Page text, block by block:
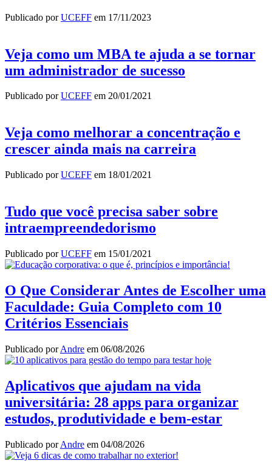
Publicado porUCEFF em 17/11/2023
Veja como um MBA te ajuda a se tornar
um administrador de sucesso
Publicado porUCEFF em 20/01/2021
Veja como melhorar a concentração e
crescer ainda mais na carreira
Publicado porUCEFF em 18/01/2021
Tudo que você precisa saber sobre
intraempreendedorismo
Publicado porUCEFF em 15/01/2021
O Que Considerar Antes de Escolher uma
Faculdade: Guia Completo com 10
Critérios Essenciais
Publicado porAndre em 06/08/2026
Aplicativos que ajudam na vida
universitária: 28 apps para organizar
estudos, produtividade e bem-estar
Publicado porAndre em 04/08/2026